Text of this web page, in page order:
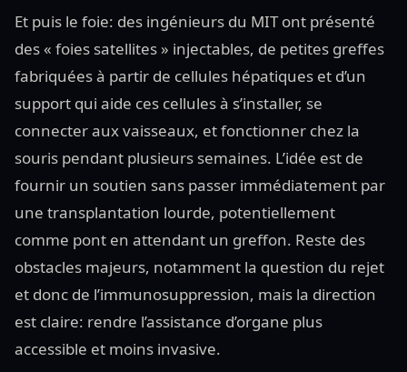
Et puis le foie: des ingénieurs du MIT ont présenté
des « foies satellites » injectables, de petites greffes
fabriquées à partir de cellules hépatiques et d’un
support qui aide ces cellules à s’installer, se
connecter aux vaisseaux, et fonctionner chez la
souris pendant plusieurs semaines. L’idée est de
fournir un soutien sans passer immédiatement par
une transplantation lourde, potentiellement
comme pont en attendant un greffon. Reste des
obstacles majeurs, notamment la question du rejet
et donc de l’immunosuppression, mais la direction
est claire: rendre l’assistance d’organe plus
accessible et moins invasive.